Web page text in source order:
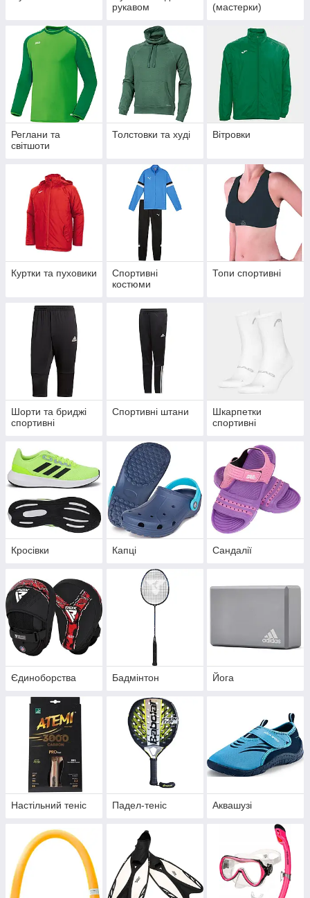
рукавом
(мастерки)
Реглани та
світшоти
Толстовки та худі Вітровки
Куртки та пуховики
Спортивні
костюми
Топи спортивні
Шорти та бриджі
спортивні
Спортивні штани
Шкарпетки
спортивні
Кросівки Капці Сандалії
Єдиноборства Бадмінтон Йога
Настільний теніс Падел-теніс Аквашузі